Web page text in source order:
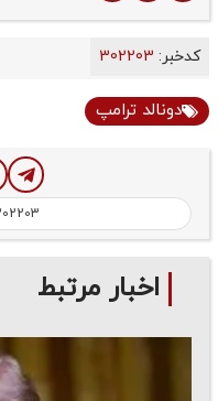
کدخبر:
دونالد ترامپ
اخبار مرتبط